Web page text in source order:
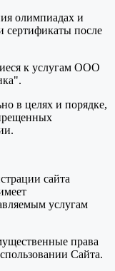
олимпиадах и
сертификаты после
к услугам ООО
в целях и порядке,
сайта
услугам
права
Сайта.